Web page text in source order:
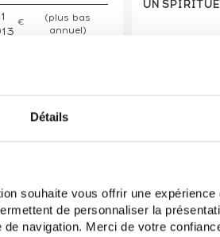
Détails
souhaite vous offrir une
de personnaliser la
navigation. Merci de votre
1
€
(plus bas
annuel)
UN
VINTAGE SINGLE CASK -